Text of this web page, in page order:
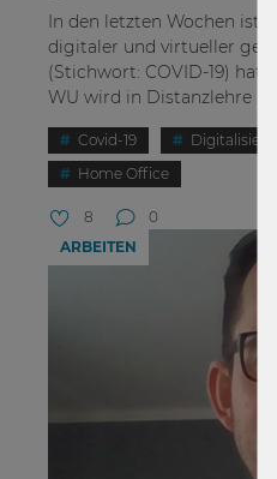
In den letzten Wochen ist
digitaler und virtueller
(Stichwort: COVID-19) hat
WU wird in Distanzlehre
Covid-19
Home Office
8 0
ARBEITEN